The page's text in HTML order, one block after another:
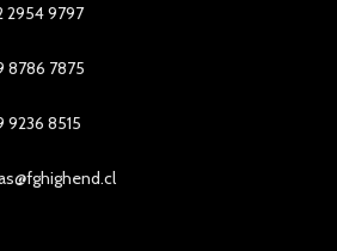
2954 9797
8786 7875
9236 8515